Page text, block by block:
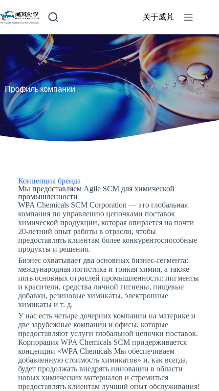
关于威芃
Профиль компании
Концепция бренда
Мы предоставляем Agile SCM для химической
промышленности
WPA Chemicals SCM Corporation — это глобальная
компания по управлению цепочками поставок
химической продукции, которая опирается на почти
20-летний опыт работы в отрасли, чтобы
предоставлять клиентам более конкурентоспособные
продукты и решения.
Бизнес охватывает два основных бизнес-сегмента:
международная логистика и тонкая химия, а также
пять основных отраслей промышленности: пигменты
и красители, средства личной гигиены, пищевые
добавки, резиновые химикаты, электронные
химикаты и т. д.
У нас есть четыре дочерних компании на материке и
две зарубежные компании и офисы, которые
предоставляют услуги глобальной цепочки поставок.
Корпорация WPA Chemicals SCM придерживается
концепции «WPA Chemicals Мы обеспечиваем
добавленную стоимость химикатов» и, как всегда,
будет продолжать внедрять инновации в области
новых химических материалов и стремиться
предоставлять клиентам лучший опыт обслуживания!